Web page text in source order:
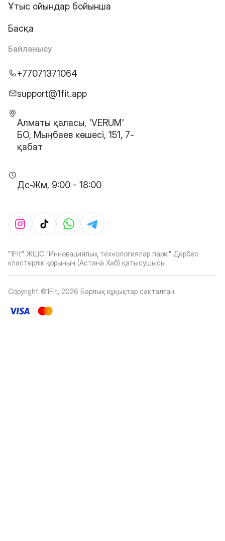
Ұтыс ойындар бойынша
Басқа
Байланысу
+77071371064
support@1fit.app
Алматы қаласы, 'VERUM'
БО, Мыңбаев көшесі, 151, 7-
қабат
Дс-Жм, 9:00 - 18:00
"1Fit" ЖШС "Инновациялық технологиялар паркі" Дербес
кластерлік қорының (Астана Хаб) қатысушысы
Copyright ©1Fit, 2026 Барлық құқықтар сақталған.